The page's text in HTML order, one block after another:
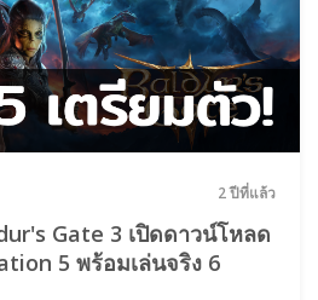
2 ปีที่แล้ว
Gate 3 เปิดดาวน์โหลด
5 พร้อมเล่นจริง 6